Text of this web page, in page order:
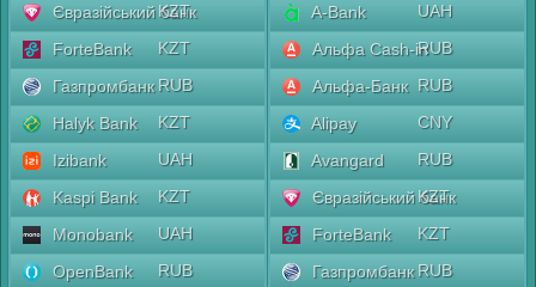
Євразійський банк
KZT
ForteBank
KZT
Газпромбанк RUB
Halyk Bank
KZT
Izibank
UAH
Kaspi Bank
KZT
Monobank
UAH
OpenBank
RUB
A-Bank
UAH
Альфа Cash-inRUB
Альфа-Банк RUB
Alipay
CNY
Avangard
RUB
Євразійський банк
KZT
ForteBank
KZT
Газпромбанк RUB